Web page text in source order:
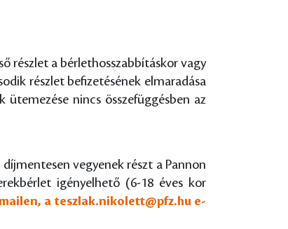
részlet a bérlethosszabbításkor vagy
részlet befizetésének elmaradása
nincs összefüggésben az
vegyenek részt a Pannon
igényelhető (6-18 éves kor
a teszlak.nikolett@pfz.hue-